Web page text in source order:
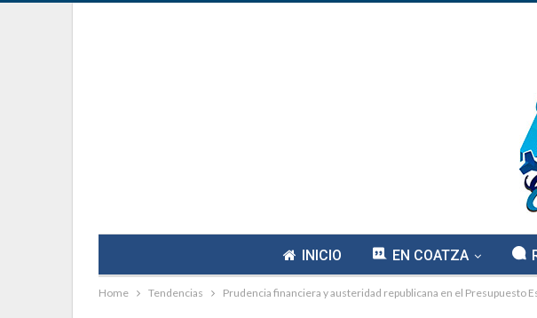
INICIO EN COATZA
Home Tendencias Prudencia financiera y austeridad republicana en el Presupuesto